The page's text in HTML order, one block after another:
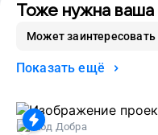
Тоже нужна
Может заинтересовать
Показать ещё
Код Добра